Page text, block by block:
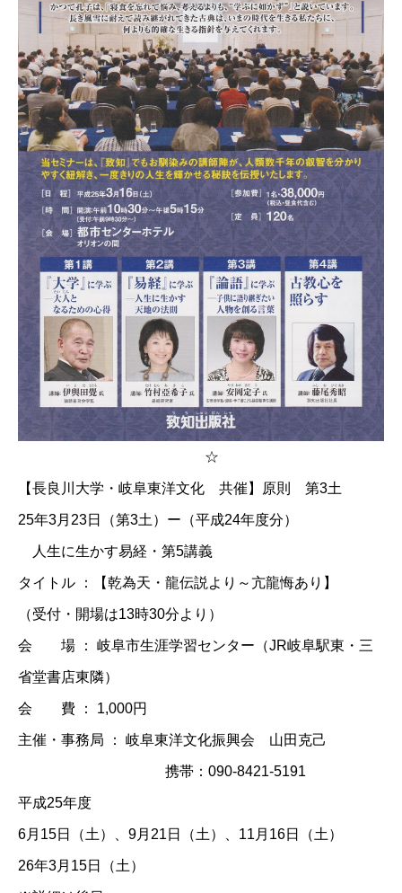
☆
【長良川大学・岐阜東洋文化 共催】原則 第3土
25年3月23日（第3土）ー（平成24年度分）
人生に生かす易経・第5講義
タイトル ：【乾為天・龍伝説より～亢龍悔あり】
（受付・開場は13時30分より）
会 場 ： 岐阜市生涯学習センター（JR岐阜駅東・三
省堂書店東隣）
会 費 ： 1,000円
主催・事務局 ： 岐阜東洋文化振興会 山田克己
携帯：090-8421-5191
平成25年度
6月15日（土）、9月21日（土）、11月16日（土）
26年3月15日（土）